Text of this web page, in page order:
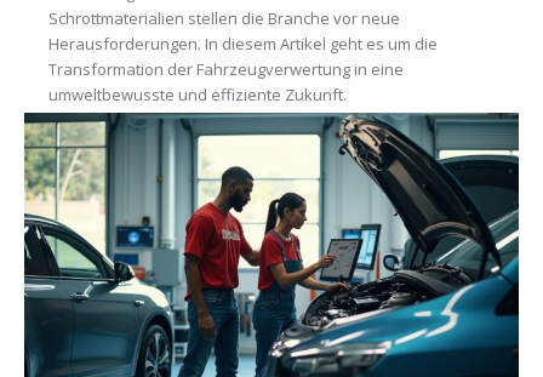
Schrottmaterialien stellen die Branche vor neue
Herausforderungen. In diesem Artikel geht es um die
Transformation der Fahrzeugverwertung in eine
umweltbewusste und effiziente Zukunft.